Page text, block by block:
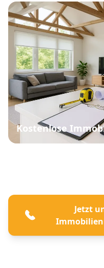
Kostenlose
Jetzt